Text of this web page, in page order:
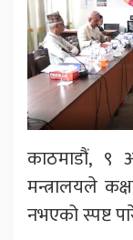
काठमाडौं, ९
मन्त्रालयले
नभएको स्पष्ट